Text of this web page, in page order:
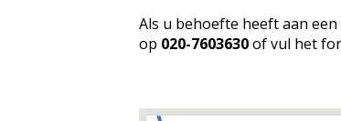
Als u behoefte heeft aan
op 020-7603630of vul het